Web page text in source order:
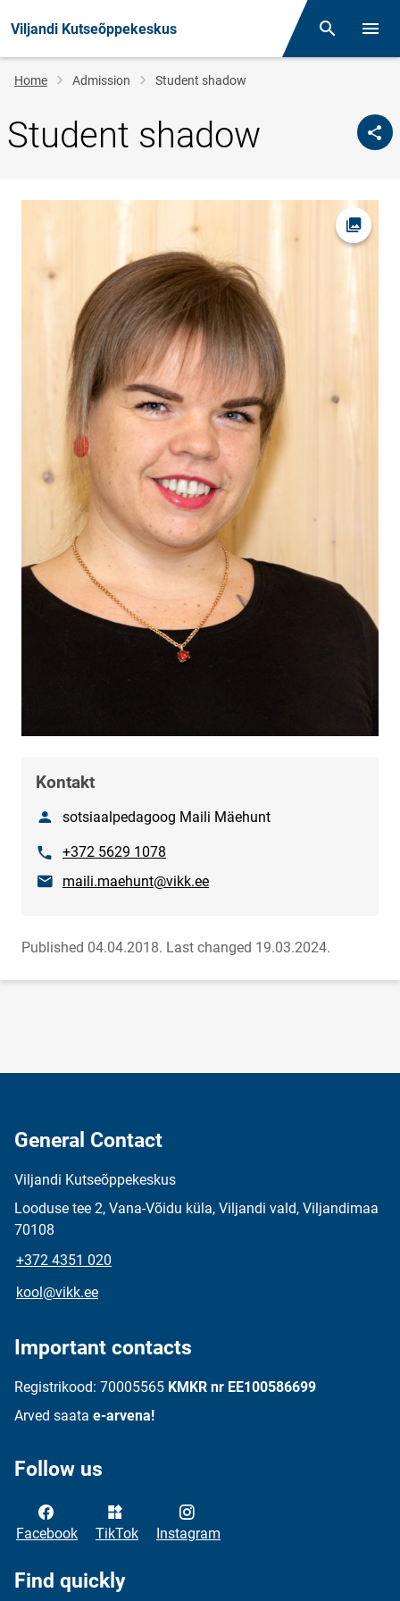
Viljandi Kutseõppekeskus Otsing
Breadcrumb
Home Admission Student shadow
Student shadow
Open
Kontakt
Nimetussotsiaalpedagoog Maili Mäehunt
Phone+372 5629 1078
E-mailmaili.maehunt@vikk.ee
Published 04.04.2018. Last changed 19.03.2024.
General Contact
Viljandi Kutseõppekeskus
Looduse tee 2, Vana-Võidu küla, Viljandi vald, Viljandimaa
70108
+372 4351 020
kool@vikk.ee
Important contacts
Registrikood: 70005565 KMKR nr EE100586699
Arved saata e-arvena!
Follow us
Facebook TikTok Instagram
Find quickly